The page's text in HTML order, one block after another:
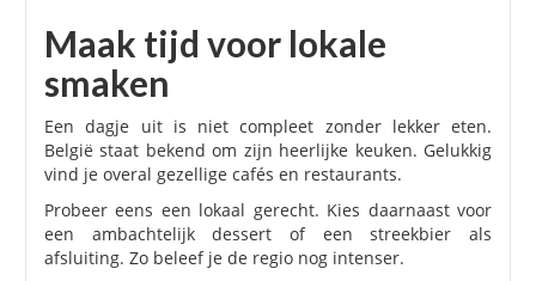
Maak tijd voor lokale
smaken
Een dagje uit is niet compleet zonder lekker eten.
België staat bekend om zijn heerlijke keuken. Gelukkig
vind je overal gezellige cafés en restaurants.
Probeer eens een lokaal gerecht. Kies daarnaast voor
een ambachtelijk dessert of een streekbier als
afsluiting. Zo beleef je de regio nog intenser.